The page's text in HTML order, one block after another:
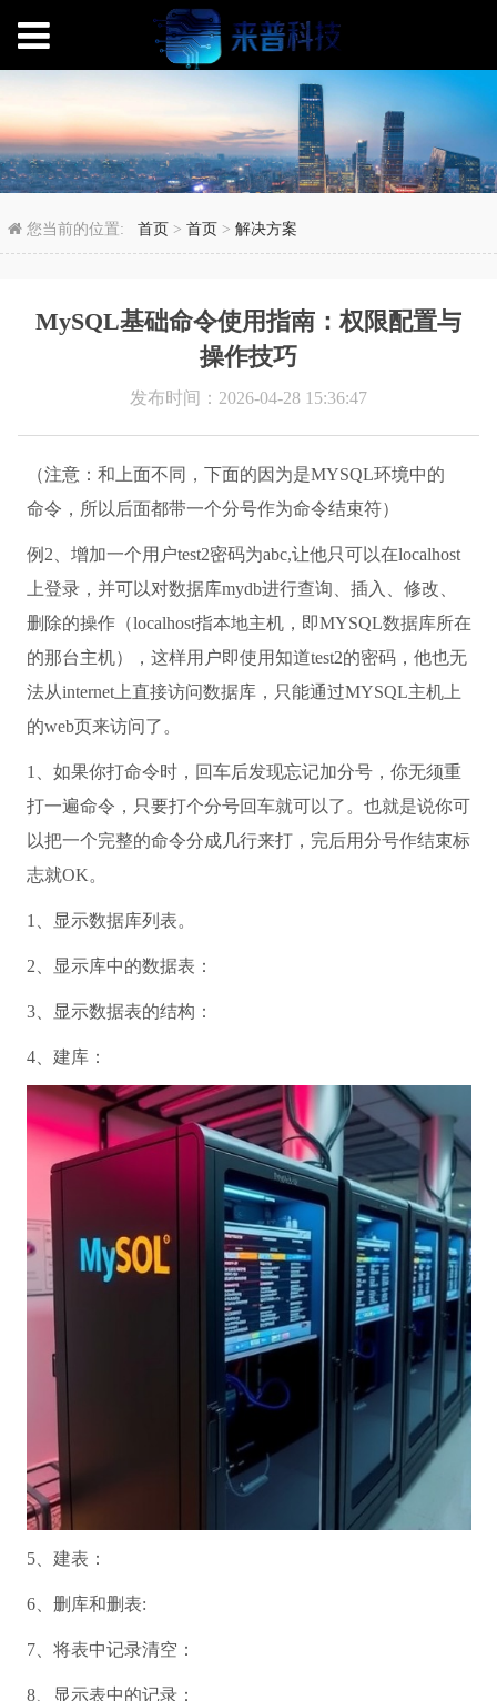
MySQL基础命令使用
您当前的位置:首页 >首页 >解决方案
MySQL基础命令使用指南：权限配置与
操作技巧
发布时间：2026-04-28 15:36:47
（注意：和上面不同，下面的因为是MYSQL环境中的
命令，所以后面都带一个分号作为命令结束符）
例2、增加一个用户test2密码为abc,让他只可以在localhost
上登录，并可以对数据库mydb进行查询、插入、修改、
删除的操作（localhost指本地主机，即MYSQL数据库所在
的那台主机），这样用户即使用知道test2的密码，他也无
法从internet上直接访问数据库，只能通过MYSQL主机上
的web页来访问了。
1、如果你打命令时，回车后发现忘记加分号，你无须重
打一遍命令，只要打个分号回车就可以了。也就是说你可
以把一个完整的命令分成几行来打，完后用分号作结束标
志就OK。
1、显示数据库列表。
2、显示库中的数据表：
3、显示数据表的结构：
4、建库：
5、建表：
6、删库和删表:
7、将表中记录清空：
8、显示表中的记录：